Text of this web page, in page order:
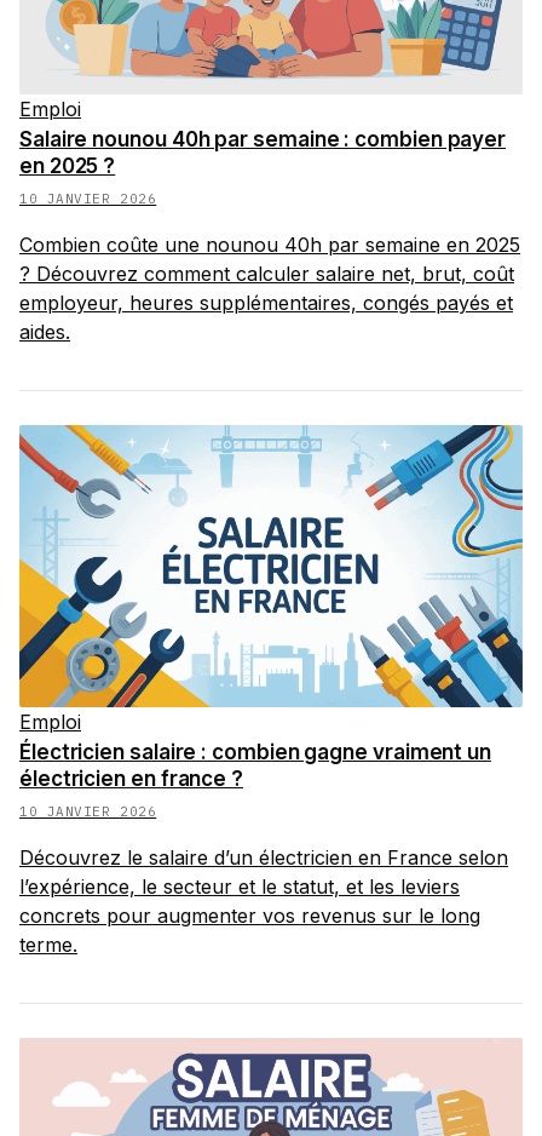
Emploi
Salaire nounou 40h par semaine : combien payer
en 2025 ?
10 JANVIER 2026
Combien coûte une nounou 40h par semaine en 2025
? Découvrez comment calculer salaire net, brut, coût
employeur, heures supplémentaires, congés payés et
aides.
Emploi
Électricien salaire : combien gagne vraiment un
électricien en france ?
10 JANVIER 2026
Découvrez le salaire d’un électricien en France selon
l’expérience, le secteur et le statut, et les leviers
concrets pour augmenter vos revenus sur le long
terme.